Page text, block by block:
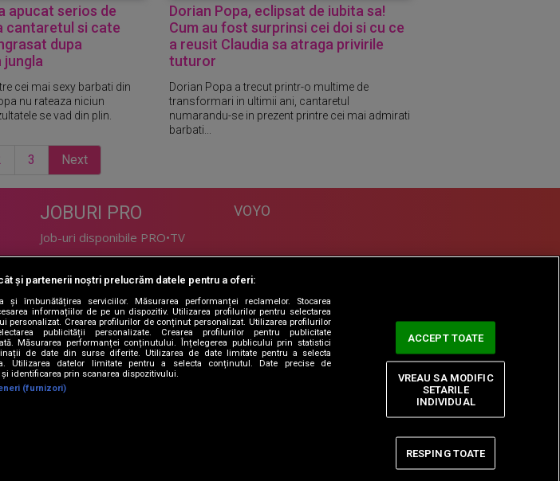
apucat serios de
cantaretul si cate
dupa
jungla
cei mai sexy barbati din
nu rateaza niciun
se vad din plin.
Dorian Popa, eclipsat de iubita sa!
Cum au fost surprinsi cei doi si cu ce
a reusit Claudia sa atraga privirile
tuturor
Dorian Popa a trecut printr-o multime de
transformari in ultimii ani, cantaretul
numarandu-se in prezent printre cei mai admirati
barbati...
3 Next
JOBURI PRO
Job-uri disponibile PRO•TV
LIFESTYLE
Doctor de Bine
Acasă
Acasă Gold
Perfecte
DeBarbati
VOYO
Contact
și partenerii noștri prelucrăm datele pentru a oferi:
și îmbunătățirea serviciilor. Măsurarea performanței reclamelor. Stocarea
informațiilor de pe un dispozitiv. Utilizarea profilurilor pentru selectarea
personalizat. Crearea profilurilor de conținut personalizat. Utilizarea profilurilor
publicității personalizate. Crearea profilurilor pentru publicitate
Măsurarea performanței conținutului. Înțelegerea publicului prin statistici
de date din surse diferite. Utilizarea de date limitate pentru a selecta
Utilizarea datelor limitate pentru a selecta conținutul. Date precise de
și identificarea prin scanarea dispozitivului.
(furnizori)
ACCEPT TOATE
RESPING TOATE
VREAU SA MODIFIC
SETARILE
INDIVIDUAL